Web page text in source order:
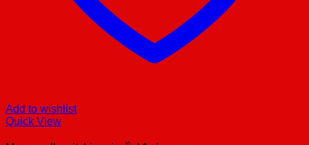
Add to wishlist
Quick View